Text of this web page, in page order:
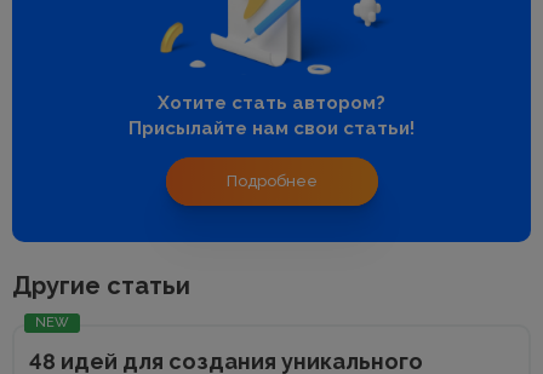
Хотите стать автором?
Присылайте нам свои статьи!
Подробнее
Другие статьи
NEW
48 идей для создания уникального